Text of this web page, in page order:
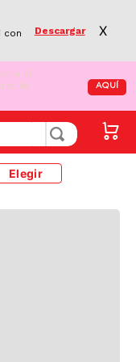
con
Descargar X
el
de
AQUÍ
Elegir